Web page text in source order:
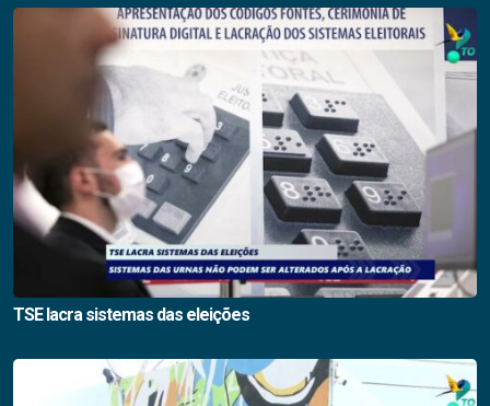
TSE lacra sistemas das eleições